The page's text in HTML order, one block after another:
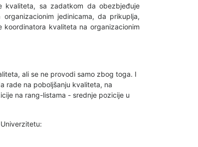
kvaliteta, sa zadatkom da obezbjeđuje
jedinicama, da prikuplja,
kvaliteta na organizacionim
ali se ne provodi samo zbog toga. I
rade na poboljšanju kvaliteta, na
na rang-listama - srednje pozicije u